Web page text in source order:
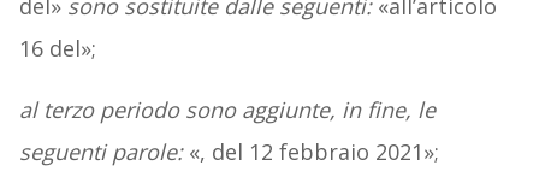
del» sono sostituite dalle seguenti:«all’articolo
16 del»;
al terzo periodo sono aggiunte, in fine, le
seguenti parole:«, del 12 febbraio 2021»;